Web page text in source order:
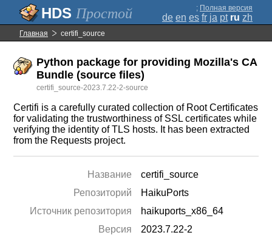
Простой ; Полная версия
de en es fr ja pt ru zh
Главная certifi_source
Python package for providing Mozilla's CA
Bundle (source files)
certifi_source-2023.7.22-2-source
Certifi is a carefully curated collection of Root Certificates
for validating the trustworthiness of SSL certificates while
verifying the identity of TLS hosts. It has been extracted
from the Requests project.
Название
certifi_source
Репозиторий
HaikuPorts
Источник репозитория
haikuports_x86_64
Версия
2023.7.22-2